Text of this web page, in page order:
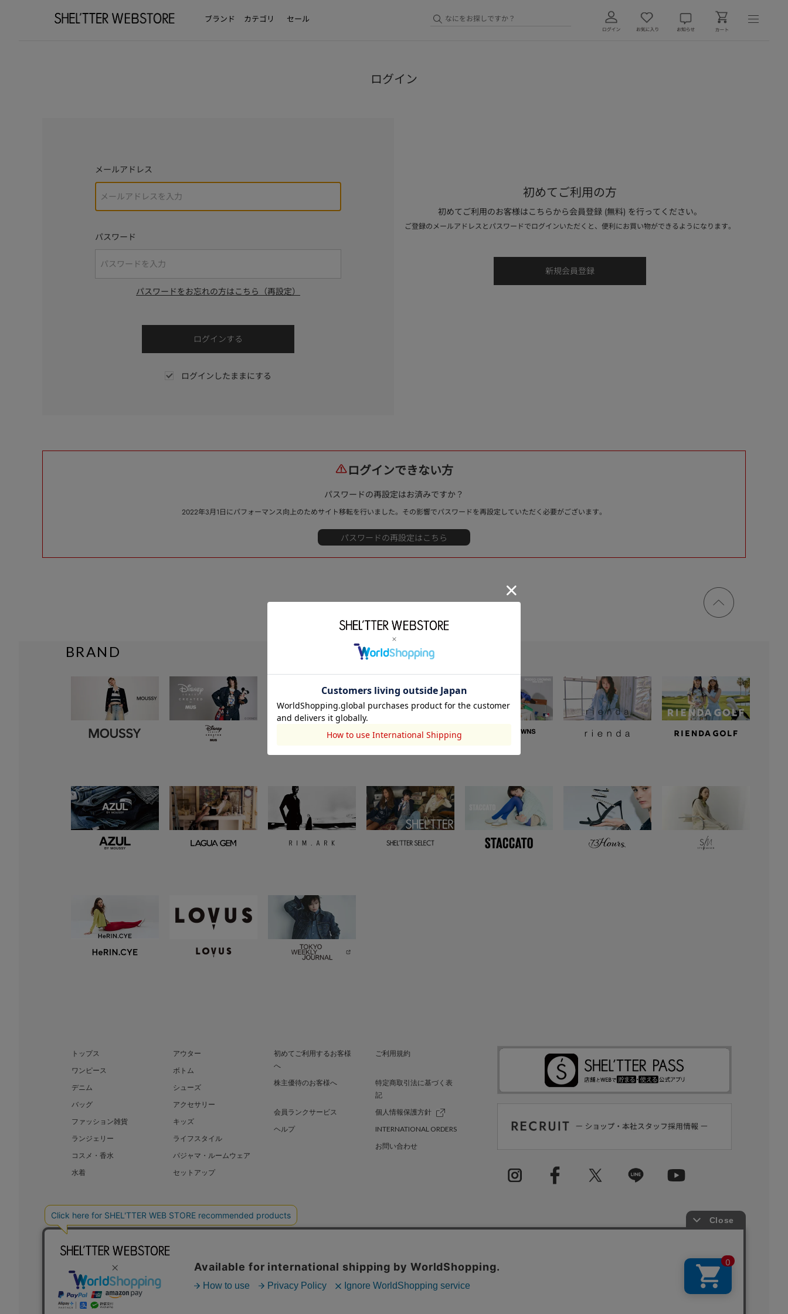
ブランド カテゴリ セール
ログイン
メールアドレス
パスワード
パスワードをお忘れの方はこちら（再設定）
ログインしたままにする
初めてご利用の方
初めてご利用のお客様はこちらから会員登録 (無料) を行ってください。
ご登録のメールアドレスとパスワードでログインいただくと、便利にお買い物ができるようになります。
ログインできない方
パスワードの再設定はお済みですか？
2022年3月1日にパフォーマンス向上のためサイト移転を行いました。その影響でパスワードを再設定していただく必要がございます。
ページ
トップ
BRAND
トップス
アウター
ワンピース
ボトム
デニム
シューズ
バッグ
アクセサリー
ファッション雑貨
キッズ
ランジェリー
ライフスタイル
コスメ・香水
パジャマ・ルームウェア
水着
セットアップ
初めてご利用するお客様
へ
ご利用規約
株主優待のお客様へ
特定商取引法に基づく表
記
会員ランクサービス
個人情報保護方針
ヘルプ
INTERNATIONAL ORDERS
お問い合わせ
BAROQUE JAPAN LIMITED SHEL’TTER GREEN 採用情報
COPYRIGHT © BAROQUE JAPAN LIMITED ALL RIGHTS RESERVED.